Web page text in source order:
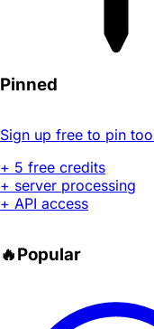
Pinned
Sign up free to pin
+ 5 free credits
+ server processing
+ API access
🔥Popular